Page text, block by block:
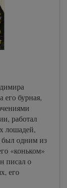
его бурная,
работал
лошадей,
одним из
«коньком»
писал о
его